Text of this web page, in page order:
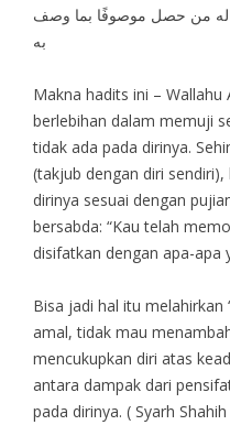
من حصل موصوفًا بما وصف
به
Makna hadits ini – Wallahu
berlebihan dalam memuji
tidak ada pada dirinya.
(takjub dengan diri
dirinya sesuai dengan
bersabda: “Kau telah
disifatkan dengan apa-apa
Bisa jadi hal itu melahirkan
amal, tidak mau
mencukupkan diri atas
antara dampak dari
pada dirinya. ( Syarh